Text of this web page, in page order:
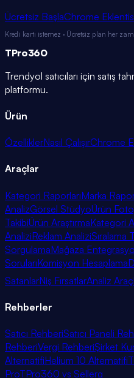
Ücretsiz BaşlaChrome
Kredi kartı istemez · Ücretsiz plan her
TPro360
Trendyol satıcıları için satış
platformu.
Ürün
ÖzelliklerNasıl ÇalışırChrome
Araçlar
Kategori RaporlarıMarka
AnalizGörsel StüdyoÜrün
TakibiÜrün AraştırmaKategori
AnaliziReklam AnaliziSıralama
SorgulamaMağaza
SorularıKomisyon Hesaplama
SatanlarNiş FırsatlarAnaliz
Rehberler
Satıcı RehberiSatıcı Paneli
RehberiVergi RehberiŞirket
AlternatifiHelium 10 Alternatifi
ProTPro360 vs Sellerg